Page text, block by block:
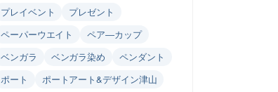
プレイベント
プレゼント
ペーパーウエイト
ペア―カップ
ベンガラ
ベンガラ染め
ペンダント
ポート
ポートアート&デザイン津山